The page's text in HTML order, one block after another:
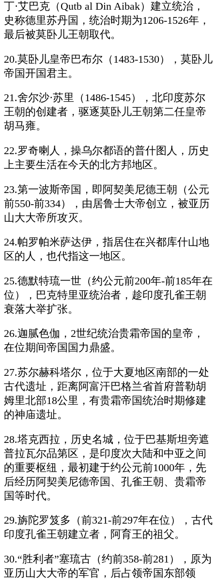
丁·艾巴克（Qutb al Din Aibak）建立统治，
史称德里苏丹国，统治时期为1206-1526年，
最后被莫卧儿王朝取代。
20.莫卧儿皇帝巴布尔（1483-1530），莫卧儿
帝国开国君主。
21.舍尔沙·苏里（1486-1545），北印度苏尔
王朝的创建者，驱逐莫卧儿王朝第二任皇帝
胡马雍。
22.罗奇喇人，操乌尔都语的普什图人，历史
上主要生活在今天的北方邦地区。
23.第一波斯帝国，即阿契美尼德王朝（公元
前550-前334），由居鲁士大帝创立，被亚历
山大大帝所攻灭。
24.帕罗帕米萨达伊，指居住在兴都库什山地
区的人，也代指这一地区。
25.德默特琉一世（约公元前200年-前185年在
位），巴克特里亚统治者，趁印度孔雀王朝
衰落大举扩张。
26.迦腻色伽，2世纪统治贵霜帝国的皇帝，
在位期间帝国国力鼎盛。
27.苏尔赫科塔尔，位于大夏地区南部的一处
古代遗址，距离阿富汗巴格兰省首府普勒胡
姆里北部18公里，有贵霜帝国统治时期修建
的神庙遗址。
28.塔克西拉，历史名城，位于巴基斯坦旁遮
普拉瓦尔品第区，是印度次大陆和中亚之间
的重要枢纽，最初建于约公元前1000年，先
后经历阿契美尼德帝国、孔雀王朝、贵霜帝
国等时代。
29.旃陀罗笈多（前321-前297年在位），古代
印度孔雀王朝建立者，阿育王的祖父。
30.“胜利者”塞琉古（约前358-前281），原为
亚历山大大帝的军官，后占领帝国东部领